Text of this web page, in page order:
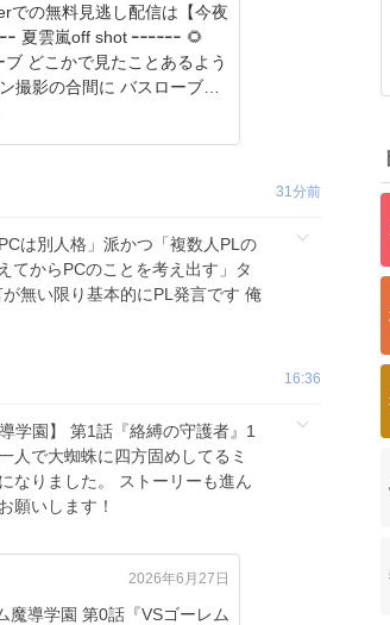
撮影の合間に バスローブ姿
31分前
は別人格」派かつ「複数人PLの
てからPCのことを考え出す」タ
無い限り基本的にPL発言です 俺
16:36
学園】 第1話『絡縛の守護者』1
人で大蜘蛛に四方固めしてるミ
なりました。 ストーリーも進ん
願いします！
2026年6月27日